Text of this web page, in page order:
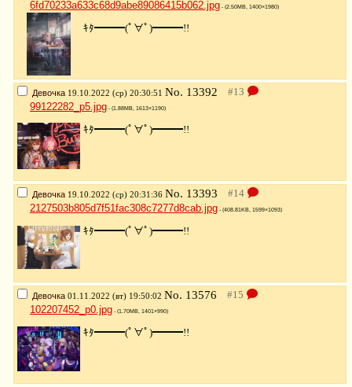
6fd70233a633c68d9abe89086415b062.jpg - (2.50MB, 1400×1980)
ｷﾀ━━━(ﾟ∀ﾟ)━━━!!
Девочка 19.10.2022 (ср) 20:30:51 No. 13392
99122282_p5.jpg - (1.88MB, 1613×1190)
ｷﾀ━━━(ﾟ∀ﾟ)━━━!!
Девочка 19.10.2022 (ср) 20:31:36 No. 13393
2127503b805d7f51fac308c7277d8cab.jpg - (408.81KB, 1599×1093)
ｷﾀ━━━(ﾟ∀ﾟ)━━━!!
Девочка 01.11.2022 (вт) 19:50:02 No. 13576
102207452_p0.jpg - (1.70MB, 1401×990)
ｷﾀ━━━(ﾟ∀ﾟ)━━━!!